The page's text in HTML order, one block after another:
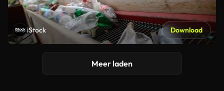
iStock Download
Meer laden